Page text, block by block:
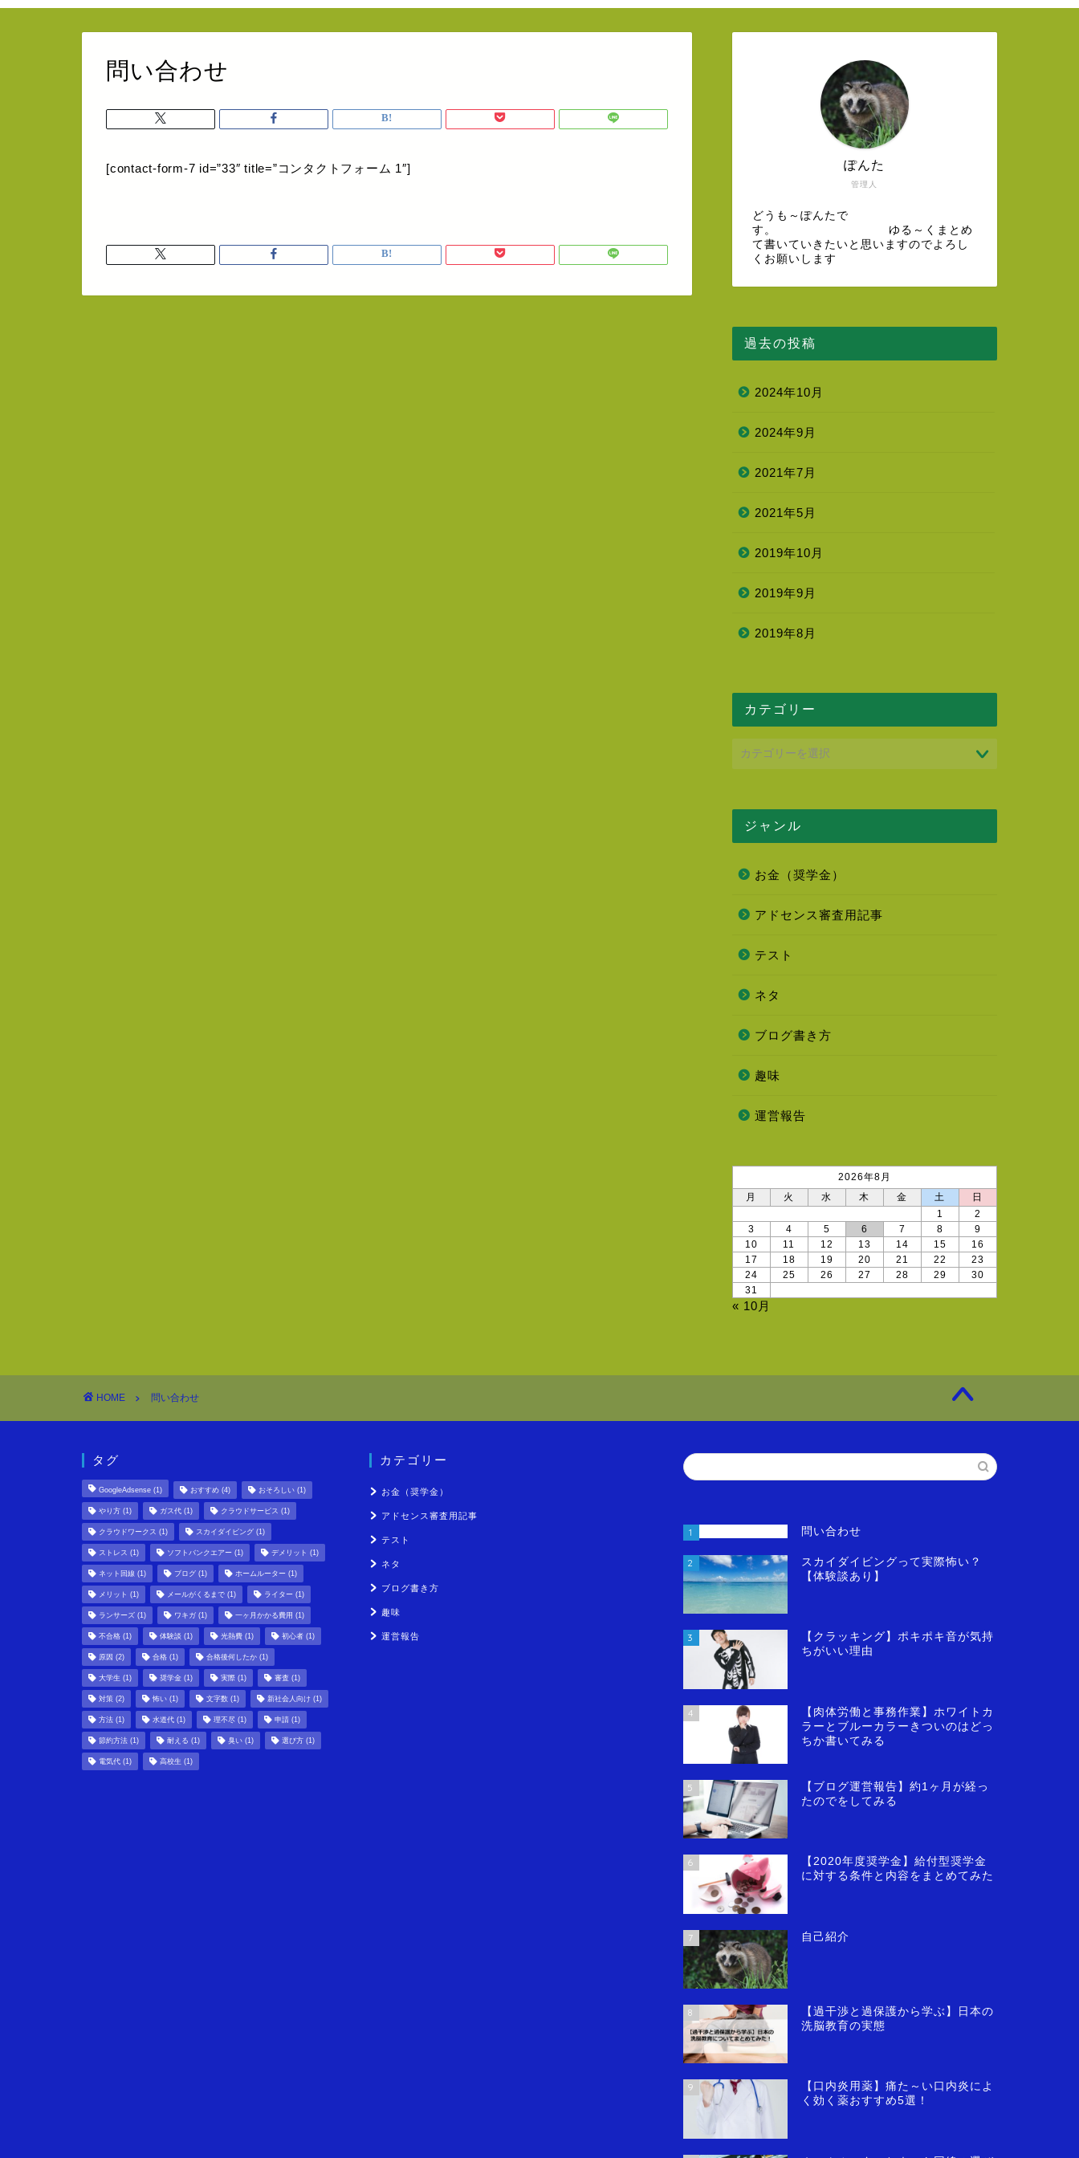
問い合わせ
[contact-form-7 id=”33″ title=”コンタクトフォーム 1″]
管理人
ぽんた
どうも～ぽんたで
す。 ゆる～くまとめ
て書いていきたいと思いますのでよろし
くお願いします
過去の投稿
2024年10月
2024年9月
2021年7月
2021年5月
2019年10月
2019年9月
2019年8月
カテゴリー
ジャンル
お金（奨学金）
アドセンス審査用記事
テスト
ネタ
ブログ書き方
趣味
運営報告
2026年8月
月
火 水 木 金 土
日
1
2
3
4 5 6 7 8
9
10
11 12 13 14 15
16
17
18 19 20 21 22
23
24
25 26 27 28 29
30
31
« 10月
HOME 問い合わせ
タグ
GoogleAdsense (1) おすすめ (4) おそろしい (1)
やり方 (1) ガス代 (1) クラウドサービス (1)
クラウドワークス (1) スカイダイビング (1)
ストレス (1) ソフトバンクエアー (1) デメリット (1)
ネット回線 (1) ブログ (1) ホームルーター (1)
メリット (1) メールがくるまで (1) ライター (1)
ランサーズ (1) ワキガ (1) 一ヶ月かかる費用 (1)
不合格 (1) 体験談 (1) 光熱費 (1) 初心者 (1)
原因 (2) 合格 (1) 合格後何したか (1)
大学生 (1) 奨学金 (1) 実際 (1) 審査 (1)
対策 (2) 怖い (1) 文字数 (1) 新社会人向け (1)
方法 (1) 水道代 (1) 理不尽 (1) 申請 (1)
節約方法 (1) 耐える (1) 臭い (1) 選び方 (1)
電気代 (1) 高校生 (1)
カテゴリー
お金（奨学金）
アドセンス審査用記事
テスト
ネタ
ブログ書き方
趣味
運営報告
1 問い合わせ
2
スカイダイビングって実際怖い？
【体験談あり】
3
【クラッキング】ポキポキ音が気持
ちがいい理由
4
【肉体労働と事務作業】ホワイトカ
ラーとブルーカラーきついのはどっ
ちか書いてみる
5
【ブログ運営報告】約1ヶ月が経っ
たのでをしてみる
6
【2020年度奨学金】給付型奨学金
に対する条件と内容をまとめてみた
7 自己紹介
8
【過干渉と過保護から学ぶ】日本の
洗脳教育の実態
9
【口内炎用薬】痛た～い口内炎によ
く効く薬おすすめ5選！